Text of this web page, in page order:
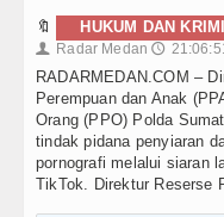
🔖 HUKUM DAN
👤 Radar Medan 🕔
RADARMEDAN.COM –
Perempuan dan Anak
Orang (PPO) Polda
tindak pidana penyiaran
pornografi melalui siaran
TikTok. Direktur Reserse